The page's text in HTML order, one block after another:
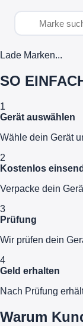
Lade Marken...
SO
1
Gerät auswählen
Wähle dein Gerät
2
Kostenlos
Verpacke dein
3
Prüfung
Wir prüfen dein
4
Geld erhalten
Nach Prüfung
Warum